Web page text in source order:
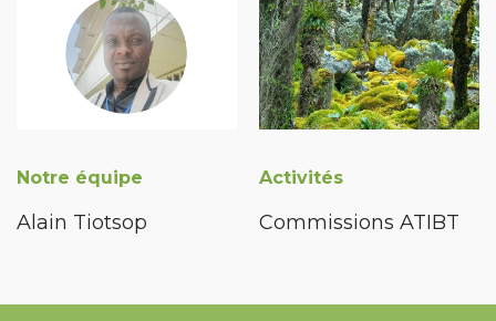
Notre équipe
Alain Tiotsop
Activités
Commissions ATIBT